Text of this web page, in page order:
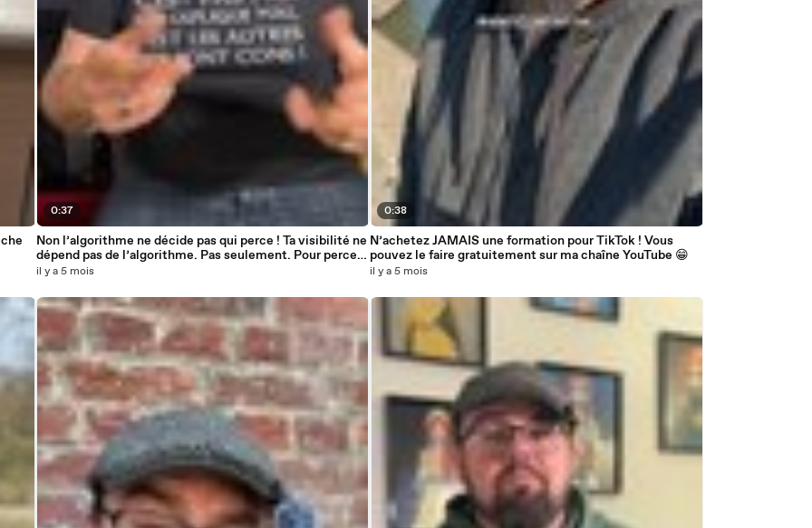
0:37
Non l’algorithme ne décide pas qui perce ! Ta visibilité ne
dépend pas de l’algorithme. Pas seulement. Pour percer
sur TikTok ou n’importe quel réseau social, il faut une
il y a 5 mois
0:38
N’achetez JAMAIS une formation pour TikTok ! Vous
pouvez le faire gratuitement sur ma chaîne YouTube 😁
il y a 5 mois